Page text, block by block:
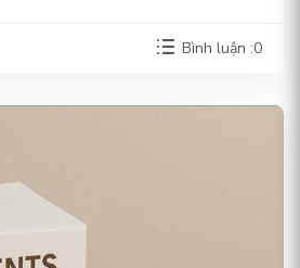
Bình luận :0